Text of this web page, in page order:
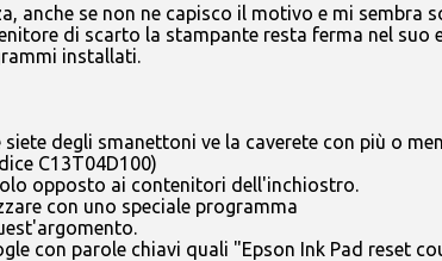
anche se non ne capisco il motivo e mi sembra
di scarto la stampante resta ferma nel
installati.
degli smanettoni ve la caverete con più o
C13T04D100)
opposto ai contenitori dell'inchiostro.
con uno speciale programma
con parole chiavi quali "Epson Ink Pad reset